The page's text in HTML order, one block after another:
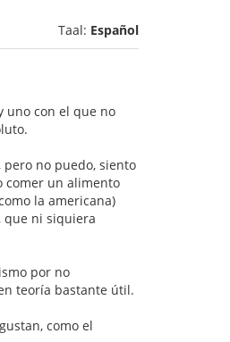
Taal: Español
uno con el que no
no puedo, siento
comer un alimento
la americana)
que ni siquiera
por no
teoría bastante útil.
como el